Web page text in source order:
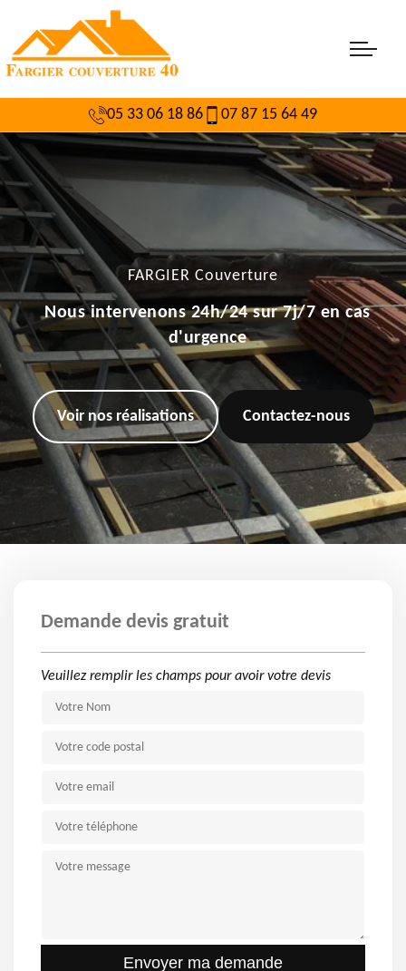
05 33 06 18 86 07 87 15 64 49
FARGIER Couverture
Nous intervenons 24h/24 sur 7j/7 en cas
d'urgence
Voir nos réalisations Contactez-nous
Demande devis gratuit
Veuillez remplir les champs pour avoir votre devis